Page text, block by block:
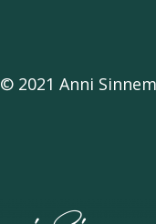
© 2021 Anni